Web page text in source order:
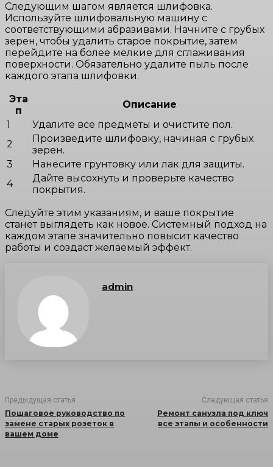
Следующим шагом является шлифовка.
Используйте шлифовальную машину с
соответствующими абразивами. Начните с грубых
зерен, чтобы удалить старое покрытие, затем
перейдите на более мелкие для сглаживания
поверхности. Обязательно удалите пыль после
каждого этапа шлифовки.
Эта
п
Описание
1
Удалите все предметы и очистите пол.
2
Произведите шлифовку, начиная с грубых
зерен.
3
Нанесите грунтовку или лак для защиты.
4
Дайте высохнуть и проверьте качество
покрытия.
Следуйте этим указаниям, и ваше покрытие
станет выглядеть как новое. Системный подход на
каждом этапе значительно повысит качество
работы и создаст желаемый эффект.
admin
Предыдущая статья
Пошаговое руководство по
замене старых розеток в
вашем доме
Следующая статья
Ремонт санузла под ключ
все этапы и особенности